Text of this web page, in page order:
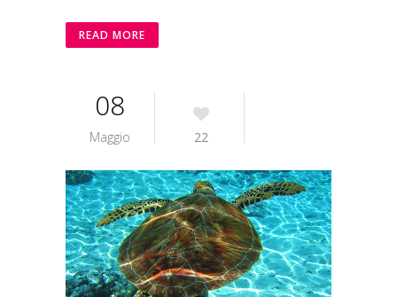
READ MORE
08
Maggio 22